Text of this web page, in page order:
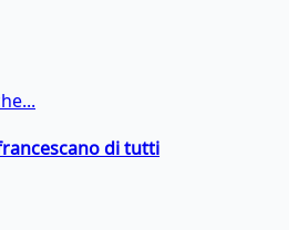
di tutti